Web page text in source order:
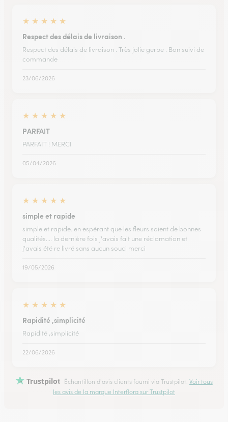
★ ★ ★ ★ ★
Respect des délais de livraison .
Respect des délais de livraison . Très jolie gerbe . Bon suivi de
commande
23/06/2026
★ ★ ★ ★ ★
PARFAIT
PARFAIT ! MERCI
05/04/2026
★ ★ ★ ★ ★
simple et rapide
simple et rapide. en espérant que les fleurs soient de bonnes
qualités.... la dernière fois j'avais fait une réclamation et
j'avais été re livré sans aucun souci merci
19/05/2026
★ ★ ★ ★ ★
Rapidité ,simplicité
Rapidité ,simplicité
22/06/2026
Trustpilot Échantillon d'avis clients fourni via Trustpilot. Voir tous
les avis de la marque Interflora sur Trustpilot